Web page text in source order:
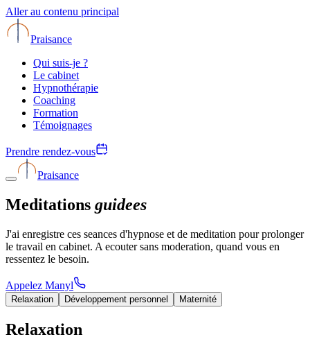
Aller au contenu principal
Praisance
Qui suis-je ?
Le cabinet
Hypnothérapie
Coaching
Formation
Témoignages
Prendre rendez-vous
Praisance
Meditations guidees
J'ai enregistre ces seances d'hypnose et de meditation pour prolonger
le travail en cabinet. A ecouter sans moderation, quand vous en
ressentez le besoin.
Appelez Manyl
Relaxation Développement personnel Maternité
Relaxation